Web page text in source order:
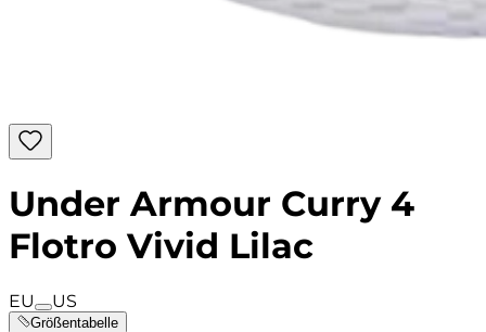
Under Armour Curry 4
Flotro Vivid Lilac
EU US
Größentabelle